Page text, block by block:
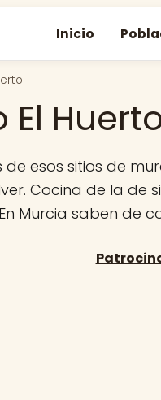
Inicio
de esos sitios de
Cocina de la de
Murcia saben de